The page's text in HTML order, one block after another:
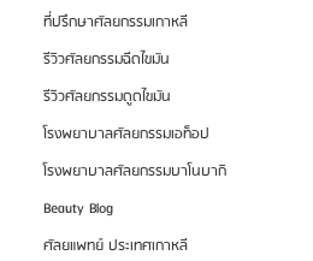
ที่ปรึกษาศัลยกรรมเกาหลี
รีวิวศัลยกรรมฉีดไขมัน
รีวิวศัลยกรรมดูดไขมัน
โรงพยาบาลศัลยกรรมเอท็อป
โรงพยาบาลศัลยกรรมบาโนบากิ
Beauty Blog
ศัลยแพทย์ ประเทศเกาหลี